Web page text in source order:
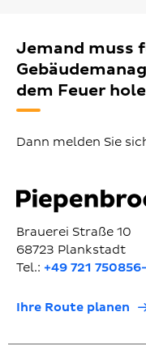
Jemand muss
dem Feuer
Dann melden Sie
Brauerei Straße 10
68723 Plankstadt
Tel.: +49 721
Ihre Route planen